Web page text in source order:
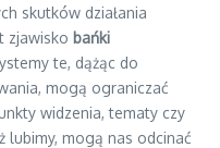
skutków działania
zjawisko bańki
te, dążąc do
mogą ograniczać
widzenia, tematy czy
lubimy, mogą nas odcinać